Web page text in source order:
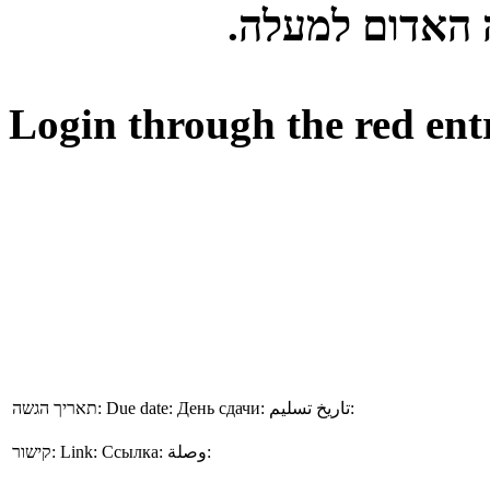
האדום למעלה.
Login through the red
תאריך הגשה: Due date: День сдачи: تاريخ تسليم:
קישור: Link: Ссылка: وصلة: